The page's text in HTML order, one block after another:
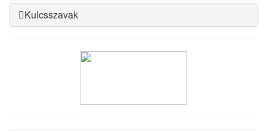
Kulcsszavak